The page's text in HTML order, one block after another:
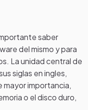
saber
del mismo y para
La unidad central de
siglas en ingles,
mayor importancia,
o el disco duro,